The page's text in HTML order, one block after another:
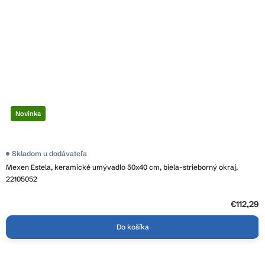
Novinka
Mexen Estela, keramické umývadlo 50x40 cm, biela-strieborný okraj,
22105052
Skladom u dodávateľa
€112,29
Do košíka